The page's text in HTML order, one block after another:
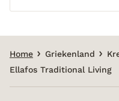
Home Griekenland
Ellafos Traditional Living